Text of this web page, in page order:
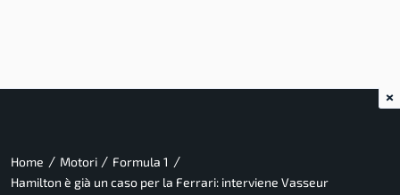
Home / Motori / Formula 1 /
Hamilton è già un caso per la Ferrari: interviene Vasseur
×